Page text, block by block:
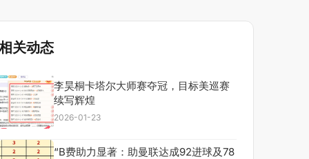
关动态
李昊桐卡塔尔大师赛夺冠，目标美巡赛
续写辉煌
2026-01-23
“B费助力显著：助曼联达成92进球及78